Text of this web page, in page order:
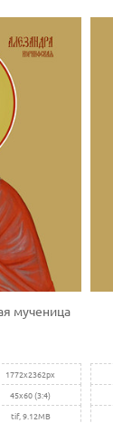
мученица
1772x2362px
45x60 (3:4)
tif, 9.12MB